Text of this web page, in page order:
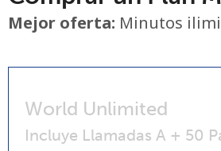
Mínimo 8
Un número
Mejor oferta: Minutos
World Unlimited
Incluye Llamadas A + 50